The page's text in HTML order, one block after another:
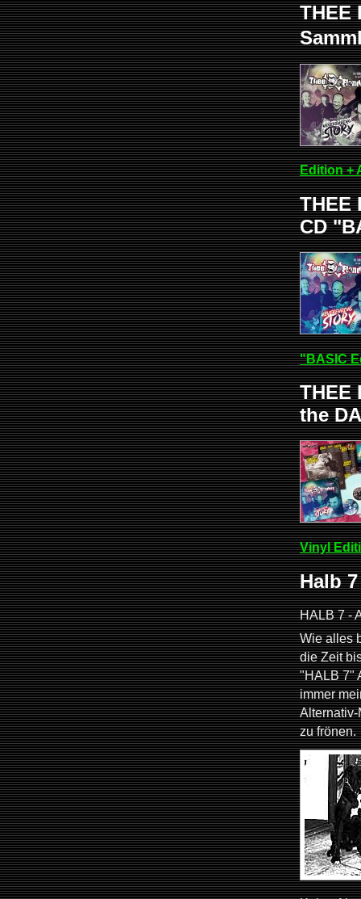
THEE
Edition +
THEE
CD
"BASIC
THEE
the
Vinyl
Halb
HALB 7 -
Wie alles
die Zeit
"HALB 7"
immer
Alternativ-
zu frönen.